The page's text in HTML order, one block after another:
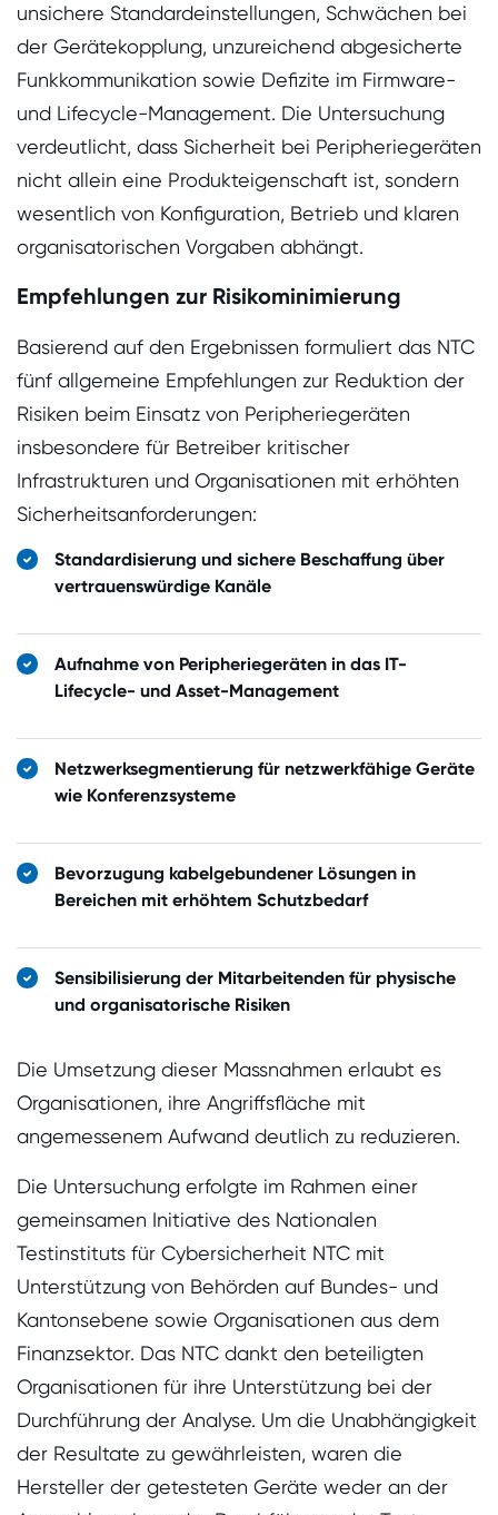
unsichere Standardeinstellungen, Schwächen bei
der Gerätekopplung, unzureichend abgesicherte
Funkkommunikation sowie Defizite im Firmware-
und Lifecycle-Management. Die Untersuchung
verdeutlicht, dass Sicherheit bei Peripheriegeräten
nicht allein eine Produkteigenschaft ist, sondern
wesentlich von Konfiguration, Betrieb und klaren
organisatorischen Vorgaben abhängt.
Empfehlungen zur Risikominimierung
Basierend auf den Ergebnissen formuliert das NTC
fünf allgemeine Empfehlungen zur Reduktion der
Risiken beim Einsatz von Peripheriegeräten
insbesondere für Betreiber kritischer
Infrastrukturen und Organisationen mit erhöhten
Sicherheitsanforderungen:
Standardisierung und sichere Beschaffung über
vertrauenswürdige Kanäle
Aufnahme von Peripheriegeräten in das IT-
Lifecycle- und Asset-Management
Netzwerksegmentierung für netzwerkfähige Geräte
wie Konferenzsysteme
Bevorzugung kabelgebundener Lösungen in
Bereichen mit erhöhtem Schutzbedarf
Sensibilisierung der Mitarbeitenden für physische
und organisatorische Risiken
Die Umsetzung dieser Massnahmen erlaubt es
Organisationen, ihre Angriffsfläche mit
angemessenem Aufwand deutlich zu reduzieren.
Die Untersuchung erfolgte im Rahmen einer
gemeinsamen Initiative des Nationalen
Testinstituts für Cybersicherheit NTC mit
Unterstützung von Behörden auf Bundes- und
Kantonsebene sowie Organisationen aus dem
Finanzsektor. Das NTC dankt den beteiligten
Organisationen für ihre Unterstützung bei der
Durchführung der Analyse. Um die Unabhängigkeit
der Resultate zu gewährleisten, waren die
Hersteller der getesteten Geräte weder an der